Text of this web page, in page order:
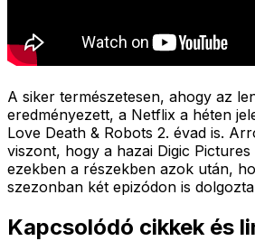
A siker természetesen, ahogy az
eredményezett, a Netflix a héten
Love Death & Robots 2. évad is.
viszont, hogy a hazai Digic
ezekben a részekben azok után,
szezonban két epizódon is
Kapcsolódó cikkek és